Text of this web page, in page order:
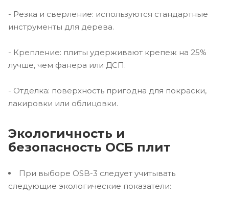
- Резка и сверление: используются стандартные
инструменты для дерева.
- Крепление: плиты удерживают крепеж на 25%
лучше, чем фанера или ДСП.
- Отделка: поверхность пригодна для покраски,
лакировки или облицовки.
Экологичность и
безопасность ОСБ плит
При выборе OSB-3 следует учитывать
следующие экологические показатели: